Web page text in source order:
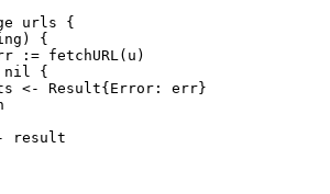
urls {
) {
:= fetchURL(u)
nil {
<- Result{Error: err}
result